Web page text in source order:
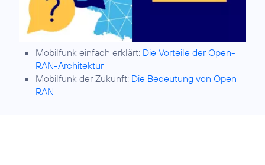
Mobilfunk einfach erklärt: Die Vorteile der Open-
RAN-Architektur
Mobilfunk der Zukunft: Die Bedeutung von Open
RAN